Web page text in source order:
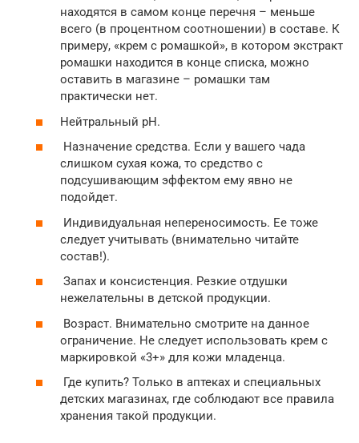
находятся в самом конце перечня – меньше
всего (в процентном соотношении) в составе. К
примеру, «крем с ромашкой», в котором экстракт
ромашки находится в конце списка, можно
оставить в магазине – ромашки там
практически нет.
Нейтральный рН.
Назначение средства. Если у вашего чада
слишком сухая кожа, то средство с
подсушивающим эффектом ему явно не
подойдет.
Индивидуальная непереносимость. Ее тоже
следует учитывать (внимательно читайте
состав!).
Запах и консистенция. Резкие отдушки
нежелательны в детской продукции.
Возраст. Внимательно смотрите на данное
ограничение. Не следует использовать крем с
маркировкой «3+» для кожи младенца.
Где купить? Только в аптеках и специальных
детских магазинах, где соблюдают все правила
хранения такой продукции.